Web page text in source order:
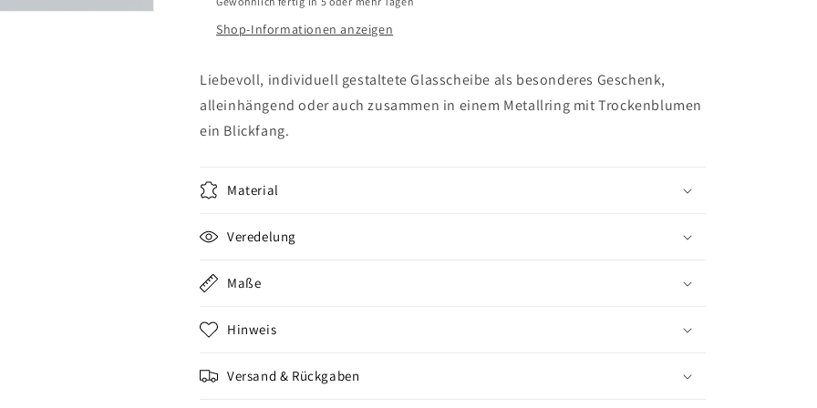
Shop-Informationen anzeigen
Liebevoll, individuell gestaltete Glasscheibe als besonderes Geschenk,
alleinhängend oder auch zusammen in einem Metallring mit Trockenblumen
ein Blickfang.
Material
Veredelung
Maße
Hinweis
Versand & Rückgaben